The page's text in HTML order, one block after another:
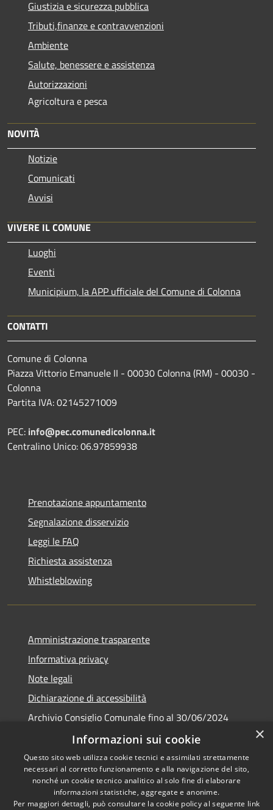
Giustizia e sicurezza pubblica
Tributi,finanze e contravvenzioni
Ambiente
Salute, benessere e assistenza
Autorizzazioni
Agricoltura e pesca
NOVITÀ
Notizie
Comunicati
Avvisi
VIVERE IL COMUNE
Luoghi
Eventi
Municipium, la APP ufficiale del Comune di Colonna
CONTATTI
Comune di Colonna
Piazza Vittorio Emanuele II - 00030 Colonna (RM) - 00030 -
Colonna
Partita IVA: 02145271009
PEC: info@pec.comunedicolonna.it
Centralino Unico: 06.97859938
Prenotazione appuntamento
Segnalazione disservizio
Leggi le FAQ
Richiesta assistenza
Whistleblowing
Amministrazione trasparente
Informativa privacy
Note legali
Dichiarazione di accessibilità
Archivio Consiglio Comunale fino al 30/06/2024
Consiglio Comunale Online
RSS
Copyright © 2026 • Comune di
×
Informazioni sui cookie
Questo sito web utilizza cookie tecnici e assimilati strettamente
necessari al corretto funzionamento e alla navigazione del sito,
nonché un cookie tecnico analitico al solo fine di elaborare
informazioni statistiche, aggregate e anonime.
Per maggiori dettagli, può consultare la cookie policy al seguente link